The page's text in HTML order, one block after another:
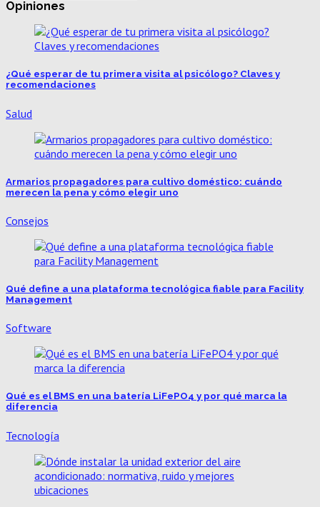
Opiniones
¿Qué esperar de tu primera visita al psicólogo? Claves y
recomendaciones
Salud
Armarios propagadores para cultivo doméstico: cuándo
merecen la pena y cómo elegir uno
Consejos
Qué define a una plataforma tecnológica fiable para Facility
Management
Software
Qué es el BMS en una batería LiFePO4 y por qué marca la
diferencia
Tecnología